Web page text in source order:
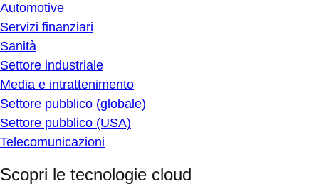
Automotive
Servizi finanziari
Sanità
Settore industriale
Media e intrattenimento
Settore pubblico (globale)
Settore pubblico (USA)
Telecomunicazioni
Scopri le tecnologie cloud